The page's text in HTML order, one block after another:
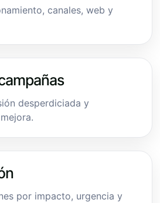
canales, web y
desperdiciada y
por impacto, urgencia y